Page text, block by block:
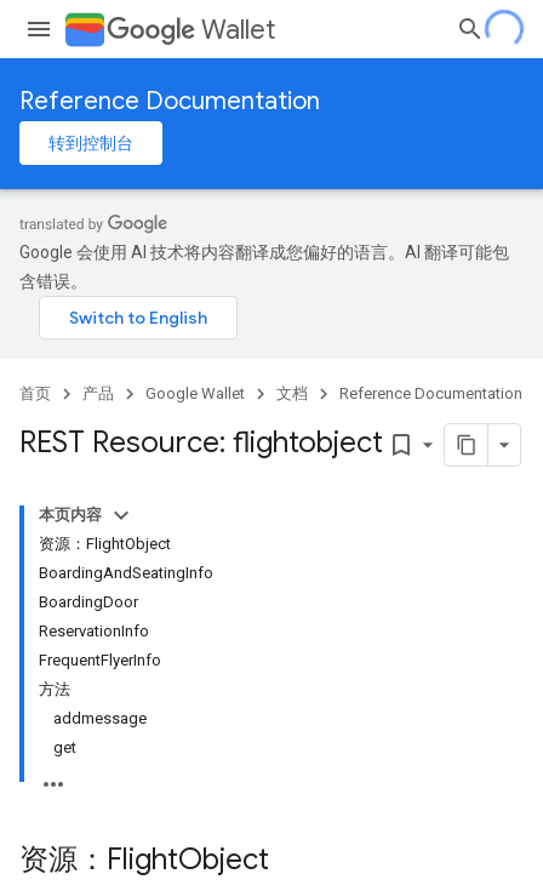
Wallet
Reference Documentation
转到控制台
Google 会使用 AI 技术将内容翻译成您偏好的语言。AI 翻译可能包
含错误。
首页 产品 Google Wallet 文档 Reference Documentation
REST Resource: flightobject bookmark_border
本页内容
资源：FlightObject
BoardingAndSeatingInfo
BoardingDoor
ReservationInfo
FrequentFlyerInfo
方法
addmessage
get
资源：FlightObject